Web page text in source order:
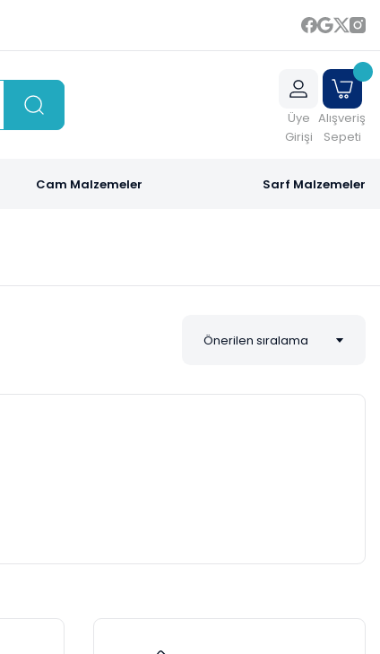
Üye
Girişi
Alışveriş
Sepeti
Cam Malzemeler Sarf Malzemeler